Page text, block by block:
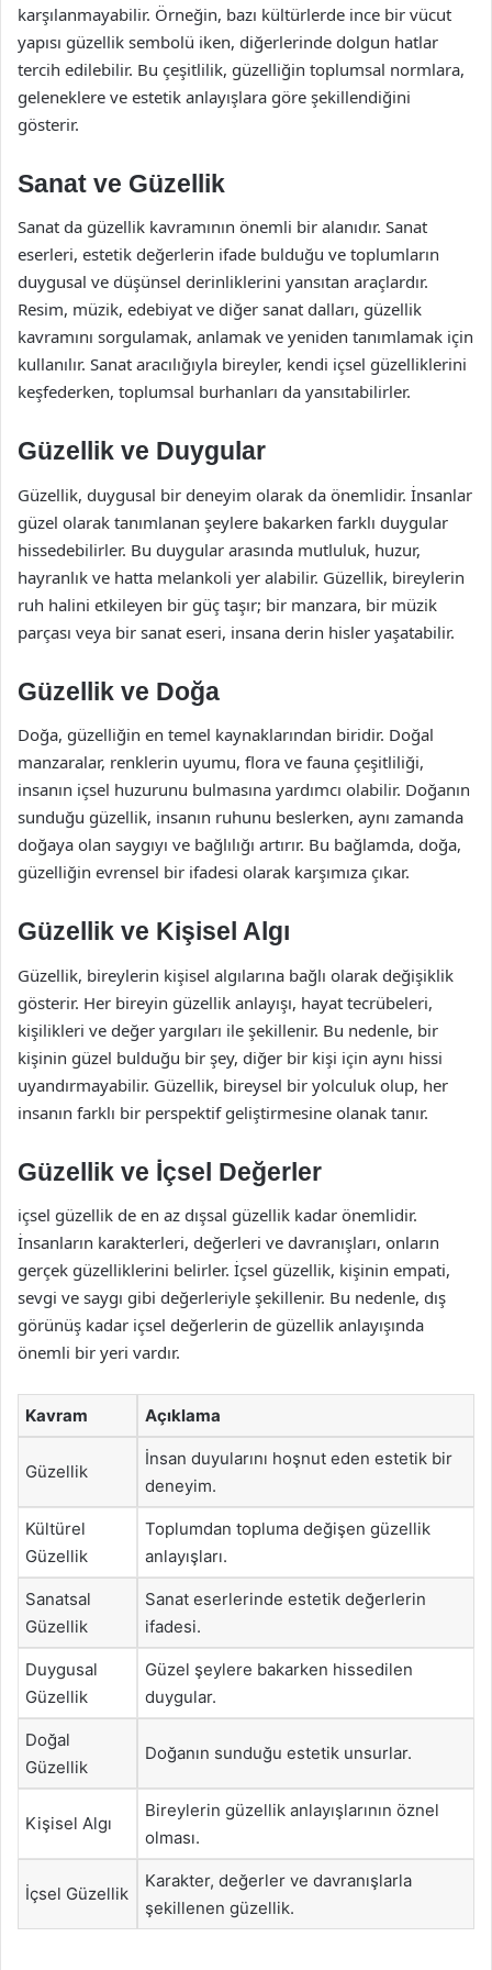
karşılanmayabilir. Örneğin, bazı kültürlerde ince bir vücut
yapısı güzellik sembolü iken, diğerlerinde dolgun hatlar
tercih edilebilir. Bu çeşitlilik, güzelliğin toplumsal normlara,
geleneklere ve estetik anlayışlara göre şekillendiğini
gösterir.
Sanat ve Güzellik
Sanat da güzellik kavramının önemli bir alanıdır. Sanat
eserleri, estetik değerlerin ifade bulduğu ve toplumların
duygusal ve düşünsel derinliklerini yansıtan araçlardır.
Resim, müzik, edebiyat ve diğer sanat dalları, güzellik
kavramını sorgulamak, anlamak ve yeniden tanımlamak için
kullanılır. Sanat aracılığıyla bireyler, kendi içsel güzelliklerini
keşfederken, toplumsal burhanları da yansıtabilirler.
Güzellik ve Duygular
Güzellik, duygusal bir deneyim olarak da önemlidir. İnsanlar
güzel olarak tanımlanan şeylere bakarken farklı duygular
hissedebilirler. Bu duygular arasında mutluluk, huzur,
hayranlık ve hatta melankoli yer alabilir. Güzellik, bireylerin
ruh halini etkileyen bir güç taşır; bir manzara, bir müzik
parçası veya bir sanat eseri, insana derin hisler yaşatabilir.
Güzellik ve Doğa
Doğa, güzelliğin en temel kaynaklarından biridir. Doğal
manzaralar, renklerin uyumu, flora ve fauna çeşitliliği,
insanın içsel huzurunu bulmasına yardımcı olabilir. Doğanın
sunduğu güzellik, insanın ruhunu beslerken, aynı zamanda
doğaya olan saygıyı ve bağlılığı artırır. Bu bağlamda, doğa,
güzelliğin evrensel bir ifadesi olarak karşımıza çıkar.
Güzellik ve Kişisel Algı
Güzellik, bireylerin kişisel algılarına bağlı olarak değişiklik
gösterir. Her bireyin güzellik anlayışı, hayat tecrübeleri,
kişilikleri ve değer yargıları ile şekillenir. Bu nedenle, bir
kişinin güzel bulduğu bir şey, diğer bir kişi için aynı hissi
uyandırmayabilir. Güzellik, bireysel bir yolculuk olup, her
insanın farklı bir perspektif geliştirmesine olanak tanır.
Güzellik ve İçsel Değerler
içsel güzellik de en az dışsal güzellik kadar önemlidir.
İnsanların karakterleri, değerleri ve davranışları, onların
gerçek güzelliklerini belirler. İçsel güzellik, kişinin empati,
sevgi ve saygı gibi değerleriyle şekillenir. Bu nedenle, dış
görünüş kadar içsel değerlerin de güzellik anlayışında
önemli bir yeri vardır.
Kavram Açıklama
Güzellik
İnsan duyularını hoşnut eden estetik bir
deneyim.
Kültürel
Güzellik
Toplumdan topluma değişen güzellik
anlayışları.
Sanatsal
Güzellik
Sanat eserlerinde estetik değerlerin
ifadesi.
Duygusal
Güzellik
Güzel şeylere bakarken hissedilen
duygular.
Doğal
Güzellik
Doğanın sunduğu estetik unsurlar.
Kişisel Algı
Bireylerin güzellik anlayışlarının öznel
olması.
İçsel Güzellik
Karakter, değerler ve davranışlarla
şekillenen güzellik.